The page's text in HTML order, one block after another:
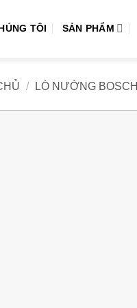
TÔI SẢN PHẨM
/ LÒ NƯỚNG BOSCH